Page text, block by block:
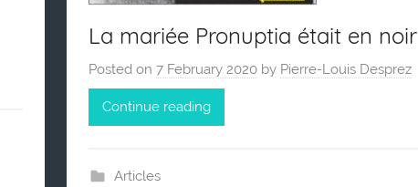
La mariée Pronuptia était en noir
Posted on7 February 2020 by Pierre-Louis Desprez
Continue reading
Articles